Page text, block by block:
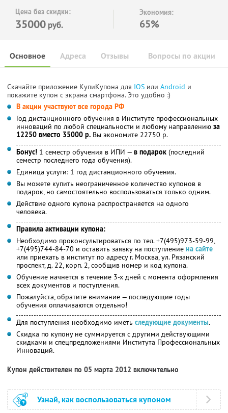
Цена без скидки:
35000 руб.
Экономия:
65%
Основное Отзывы Вопросы по акции
Адреса
Скачайте приложение КупиКупона для IOS или Android и
покажите купон с экрана смартфона. Это удобно :)
В акции участвуют все города РФ
Год дистанционного обучения в Институте профессиональных
инноваций по любой специальности и любому направлению за
12250 вместо 35000 р. Вы экономите 22750 р.
Бонус! 1 семестр обучения в ИПИ — в подарок (последний
семестр последнего года обучения).
Единица услуги: 1 год дистанционного обучения.
Вы можете купить неограниченное количество купонов в
подарок, но самостоятельно воспользоваться только одним.
Действие одного купона распространяется на одного
человека.
Правила активации купона:
Необходимо проконсультироваться по тел. +7(495)973-59-99,
+7(495)744-84-70 и оставить заявку на поступление на сайте
или приехать в институт по адресу г. Москва, ул. Рязанский
проспект, д. 22, корп. 2, сообщив номер и код купона.
Обучение начнется в течение 3-х дней с момента оформления
всех документов и поступления.
Пожалуйста, обратите внимание — последующие годы
обучения оплачиваются отдельно!
Для поступления необходимо иметь следующие документы.
Скидка по купону не суммируется с другими действующими
скидками и спецпредложениями Института Профессиональных
Инноваций.
Купон действителен по 05 марта 2012 включительно
Узнай, как воспользоваться купоном